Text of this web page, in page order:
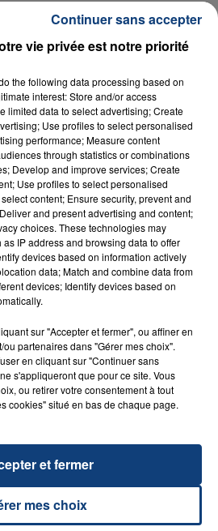
À LENS : UNE FEMME ET
LA VIE ET LA...
par le feu après avoir
et leur bébé de trois mois
DEVANT SE FAIRE
RESSORT DE LA...
contre la clinique qui a
et présenté ses
vie privée est notre priorité
the following data processing based on
interest: Store and/or access
limited data to select advertising; Create
Use profiles to select personalised
performance; Measure content
through statistics or combinations
Develop and improve services; Create
Use profiles to select personalised
content; Ensure security, prevent and
and present advertising and content;
choices. These technologies may
IP address and browsing data to offer
devices based on information actively
data; Match and combine data from
devices; Identify devices based on
sur "Accepter et fermer", ou affiner en
partenaires dans "Gérer mes choix".
en cliquant sur "Continuer sans
s'appliqueront que pour ce site. Vous
ou retirer votre consentement à tout
cookies" situé en bas de chaque page.
mes choix
et fermer
Continuer sans accepter